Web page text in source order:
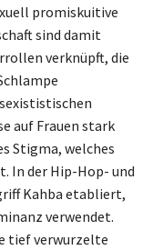
promiskuitive
sind damit
verknüpft, die
auf Frauen stark
Stigma, welches
In der Hip-Hop- und
Kahba etabliert,
verwendet.
tief verwurzelte